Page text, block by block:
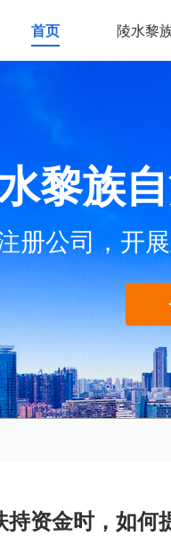
首页 陵水黎
黎族
册公司，开
资金时，如何